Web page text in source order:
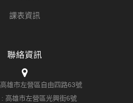
課表資訊
聯絡資訊
高雄市左營區自由四路63號
高雄市左營區光興街6號